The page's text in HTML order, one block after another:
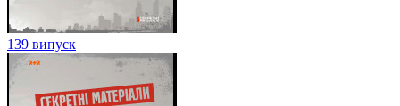
139 випуск